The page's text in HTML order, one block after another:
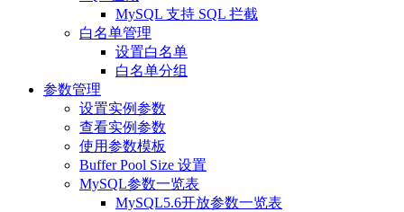
MySQL 支持 SQL 拦截
白名单管理
设置白名单
白名单分组
参数管理
设置实例参数
查看实例参数
使用参数模板
Buffer Pool Size 设置
MySQL参数一览表
MySQL5.6开放参数一览表